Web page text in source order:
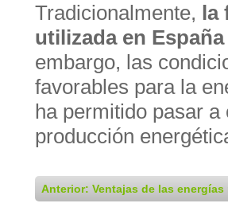
Tradicionalmente, la
utilizada en
embargo, las
favorables para la
ha permitido pasar
producción
Anterior: Ventajas de las energías